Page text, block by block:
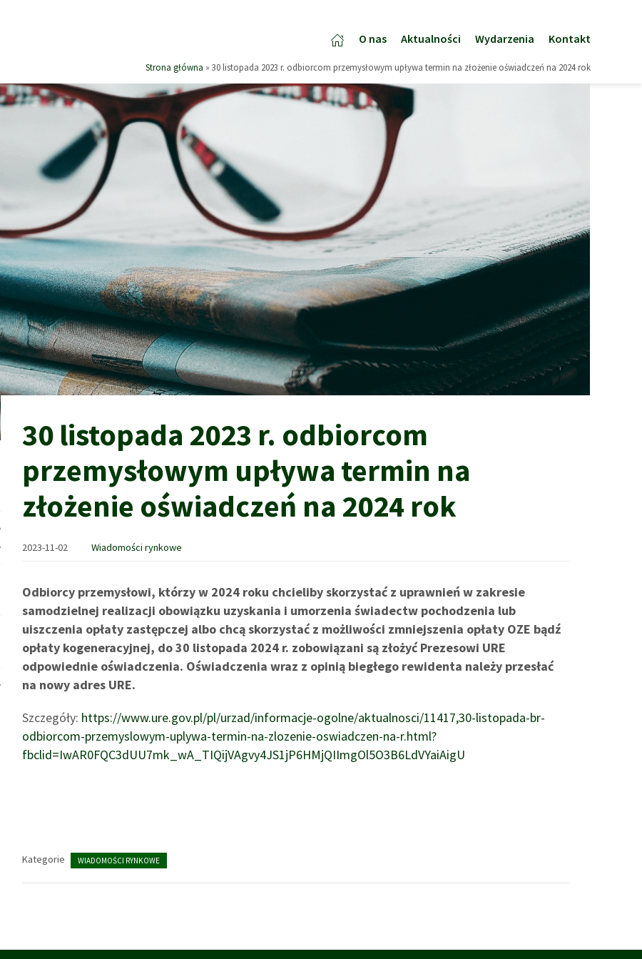
O nas Aktualności Wydarzenia Kontakt
Strona główna » 30 listopada 2023 r. odbiorcom przemysłowym upływa termin na złożenie oświadczeń na 2024 rok
30 listopada 2023 r. odbiorcom
przemysłowym upływa termin na
złożenie oświadczeń na 2024 rok
2023-11-02 Wiadomości rynkowe
Odbiorcy przemysłowi, którzy w 2024 roku chcieliby skorzystać z uprawnień w zakresie
samodzielnej realizacji obowiązku uzyskania i umorzenia świadectw pochodzenia lub
uiszczenia opłaty zastępczej albo chcą skorzystać z możliwości zmniejszenia opłaty OZE bądź
opłaty kogeneracyjnej, do 30 listopada 2024 r. zobowiązani są złożyć Prezesowi URE
odpowiednie oświadczenia. Oświadczenia wraz z opinią biegłego rewidenta należy przesłać
na nowy adres URE.
Szczegóły: https://www.ure.gov.pl/pl/urzad/informacje-ogolne/aktualnosci/11417,30-listopada-br-
odbiorcom-przemyslowym-uplywa-termin-na-zlozenie-oswiadczen-na-r.html?
fbclid=IwAR0FQC3dUU7mk_wA_TIQijVAgvy4JS1jP6HMjQIImgOl5O3B6LdVYaiAigU
Kategorie WIADOMOŚCI RYNKOWE